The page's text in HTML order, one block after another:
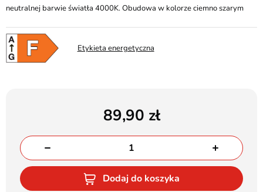
neutralnej barwie światła 4000K. Obudowa w kolorze ciemno szarym
Etykieta energetyczna
89,90
Dodaj do koszyka